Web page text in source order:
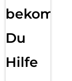
bekommst
Du
Hilfe